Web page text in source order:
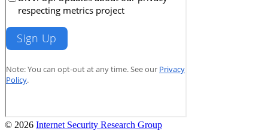
© 2026 Internet Security Research Group